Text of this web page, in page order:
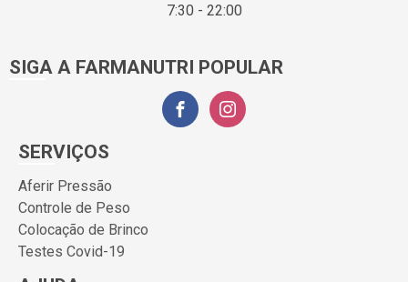
7:30 - 22:00
SIGA A FARMANUTRI POPULAR
SERVIÇOS
Aferir Pressão
Controle de Peso
Colocação de Brinco
Testes Covid-19